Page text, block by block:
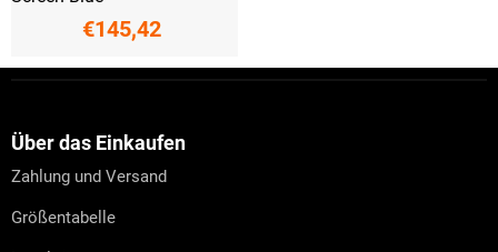
€145,42
Über das Einkaufen
Zahlung und Versand
Größentabelle